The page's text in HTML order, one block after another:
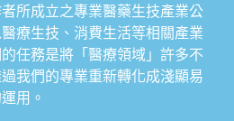
所成立之專業醫藥生技產業公
療生技、消費生活等相關產業
任務是將「醫療領域」許多不
我們的專業重新轉化成淺顯易
用。